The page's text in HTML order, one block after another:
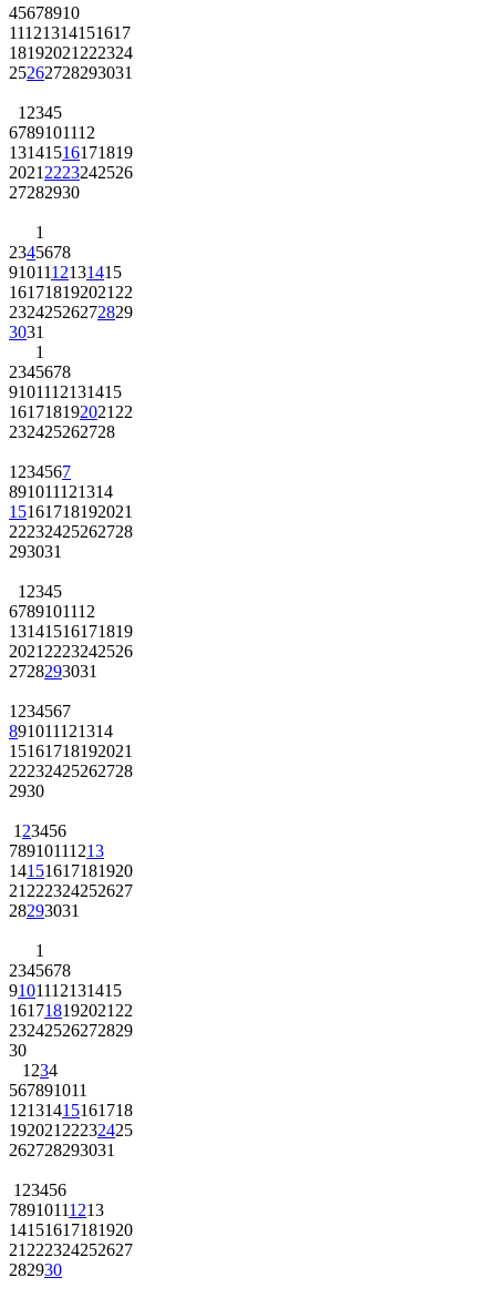
45678910
11121314151617
18192021 222324
25262728293031
1 2345
6789101112
13141516171819
2021 2223242526
27282930
1
2345678
9101112131415
161718192021 22
23242526272829
3031
1
2345678
9101112131415
161718192021 22
232425262728
1 234567
891011121314
15161718192021
22232425262728
293031
1 2345
6789101112
13141516171819
2021 2223242526
2728293031
1 234567
891011121314
15161718192021
22232425262728
2930
1 23456
78910111213
14151617181920
21 222324252627
28293031
1
2345678
9101112131415
161718192021 22
23242526272829
30
1 234
567891011
12131415161718
192021 22232425
262728293031
1 23456
78910111213
14151617181920
21 222324252627
282930